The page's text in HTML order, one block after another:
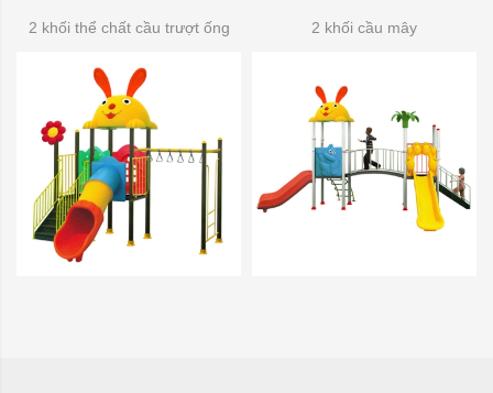
2 khối thể chất cầu trượt ống 2 khối cầu mây